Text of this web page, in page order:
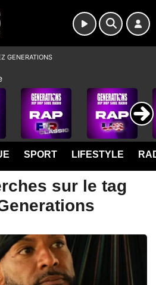
SPORT LIFESTYLE
sur le tag
GENERATIONS